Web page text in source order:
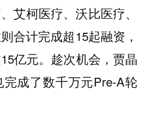
艾柯医疗、沃比医疗、
合计完成超15起融资，
亿元。趁次机会，贾晶
成了数千万元Pre-A轮